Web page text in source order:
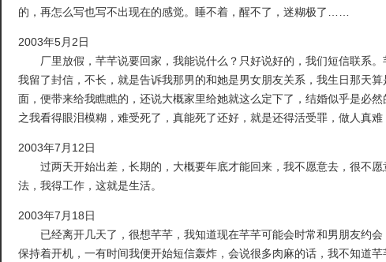
的，再怎么写也写不出现在的感觉。睡不着，醒不了，迷糊极了……
2003年5月2日
厂里放假，芊芊说要回家，我能说什么？只好说好的，我们短信联系。
我留了封信，不长，就是告诉我那男的和她是男女朋友关系，我生日那天
面，便带来给我瞧瞧的，还说大概家里给她就这么定下了，结婚似乎是必然
之我看得眼泪模糊，难受死了，真能死了还好，就是还得活受罪，做人真难
2003年7月12日
过两天开始出差，长期的，大概要年底才能回来，我不愿意去，很不愿
法，我得工作，这就是生活。
2003年7月18日
已经离开几天了，很想芊芊，我知道现在芊芊可能会时常和男朋友约会
保持着开机，一有时间我便开始短信轰炸，会说很多肉麻的话，我不知道芊